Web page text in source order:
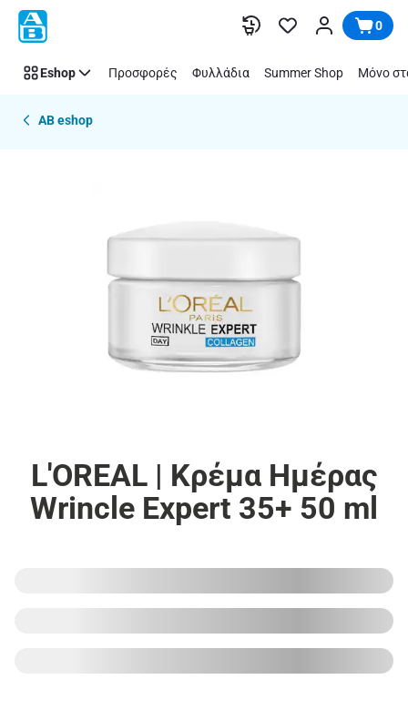
Παράλειψη 0
Eshop Προσφορές Φυλλάδια Summer Shop Μόνο
AB eshop
L'OREAL | Κρέμα Ημέρας
Wrincle Expert 35+ 50 ml